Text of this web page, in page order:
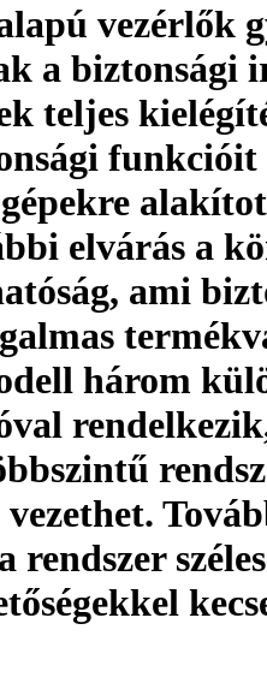
vezérlők
a biztonsági
teljes
funkcióit
elvárás a
ami
három
széles